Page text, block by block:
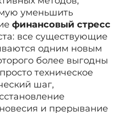
уменьшить
финансовый стресс
все существующие
одним новым
более выгодны
техническое
шаг,
и прерывание